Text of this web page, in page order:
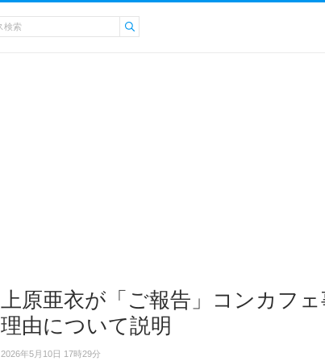
上原亜衣が「ご報告」コンカフ
理由について説明
2026年5月10日 17時29分